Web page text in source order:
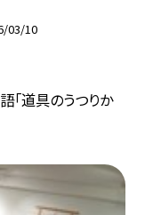
03/10
「道具のうつりか